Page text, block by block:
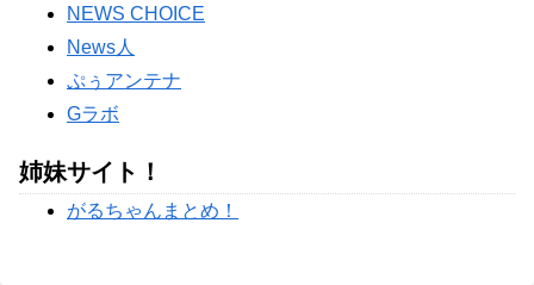
Powered by livedoor 相互RSS
NEWS CHOICE
News人
ぷぅアンテナ
Gラボ
姉妹サイト！
がるちゃんまとめ！